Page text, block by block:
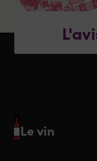
Le vin